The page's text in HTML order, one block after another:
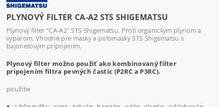
PLYNOVÝ FILTER CA-A2 STS SHIGEMATSU
Plynový filter "CA-A2" STS Shigematsu. Proti organickým plynom a
výparom. Vhodné pre masky a polomasky STS Shigematsu s
bajonetovým pripojením.
Plynový filter možno použiť ako kombinovaný filter
pripojením filtra pevných častíc (P2RC a P3RC).
použitie